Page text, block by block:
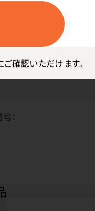
確認いただけます。
：